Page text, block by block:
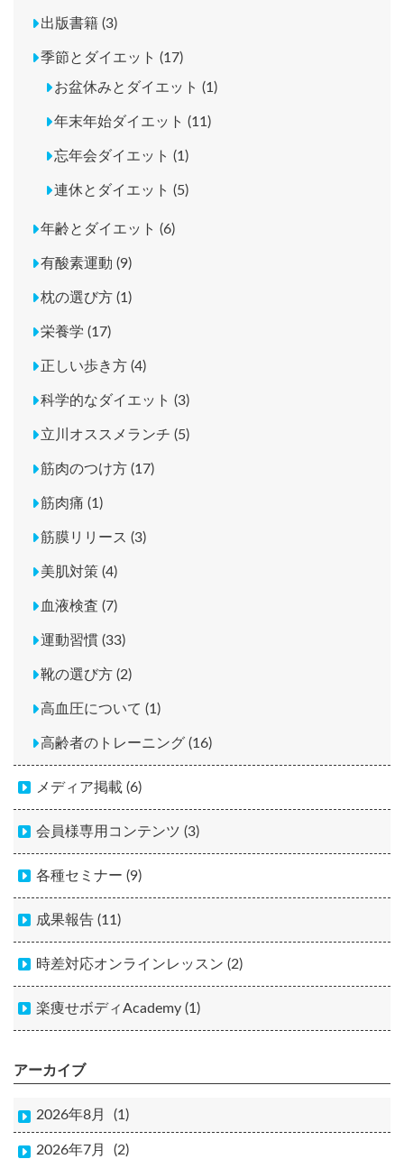
出版書籍 (3)
季節とダイエット (17)
お盆休みとダイエット (1)
年末年始ダイエット (11)
忘年会ダイエット (1)
連休とダイエット (5)
年齢とダイエット (6)
有酸素運動 (9)
枕の選び方 (1)
栄養学 (17)
正しい歩き方 (4)
科学的なダイエット (3)
立川オススメランチ (5)
筋肉のつけ方 (17)
筋肉痛 (1)
筋膜リリース (3)
美肌対策 (4)
血液検査 (7)
運動習慣 (33)
靴の選び方 (2)
高血圧について (1)
高齢者のトレーニング (16)
メディア掲載 (6)
会員様専用コンテンツ (3)
各種セミナー (9)
成果報告 (11)
時差対応オンラインレッスン (2)
楽痩せボディAcademy (1)
アーカイブ
2026年8月 (1)
2026年7月 (2)